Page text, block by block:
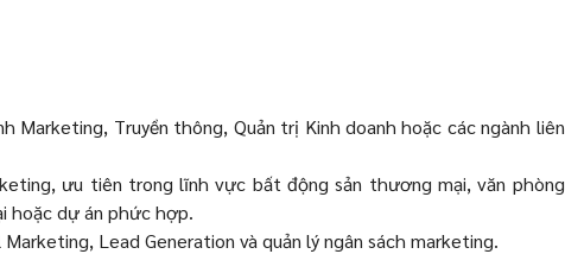
Marketing, Truyền thông, Quản trị Kinh doanh hoặc các ngành liên
ưu tiên trong lĩnh vực bất động sản thương mại, văn phòng
hoặc dự án phức hợp.
Lead Generation và quản lý ngân sách marketing.